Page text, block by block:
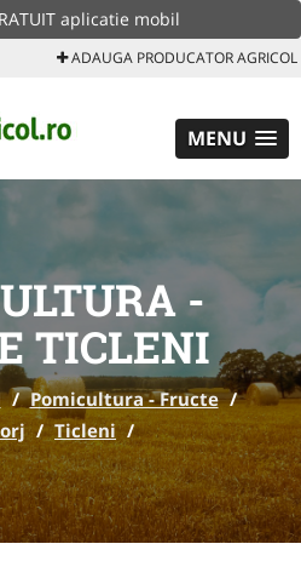
aplicatie mobil
ADAUGA PRODUCATOR AGRICOL
MENU
-
TICLENI
/ Pomicultura - Fructe /
/ Ticleni /